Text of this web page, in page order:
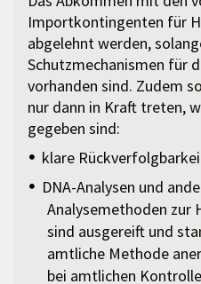
Importkontingenten für
abgelehnt werden,
Schutzmechanismen für
vorhanden sind. Zudem
nur dann in Kraft treten,
gegeben sind:
klare
DNA-Analysen und
Analysemethoden zur
sind ausgereift und
amtliche Methode
bei amtlichen